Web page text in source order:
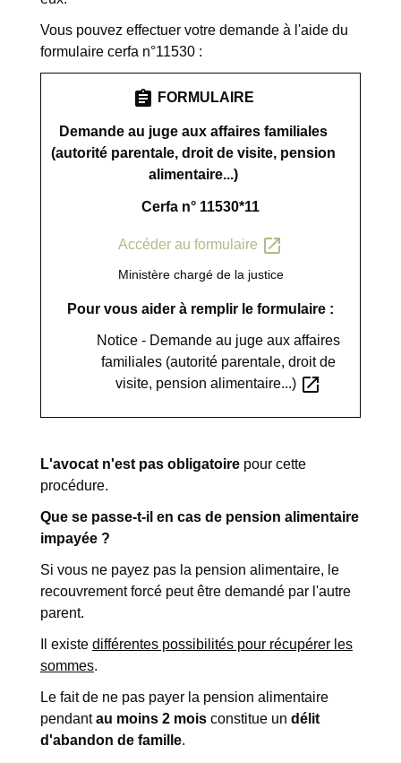
Vous pouvez effectuer votre demande à l'aide du
formulaire cerfa n°11530 :
assignment FORMULAIRE
Demande au juge aux affaires familiales
(autorité parentale, droit de visite, pension
alimentaire...)
Cerfa n° 11530*11
Accéder au formulaire open_in_new
Ministère chargé de la justice
Pour vous aider à remplir le formulaire :
Notice - Demande au juge aux affaires
familiales (autorité parentale, droit de
visite, pension alimentaire...) open_in_new
L'avocat n'est pas obligatoire pour cette
procédure.
Que se passe-t-il en cas de pension alimentaire
impayée ?
Si vous ne payez pas la pension alimentaire, le
recouvrement forcé peut être demandé par l'autre
parent.
Il existe différentes possibilités pour récupérer les
sommes.
Le fait de ne pas payer la pension alimentaire
pendantau moins 2 mois constitue un délit
d'abandon de famille.